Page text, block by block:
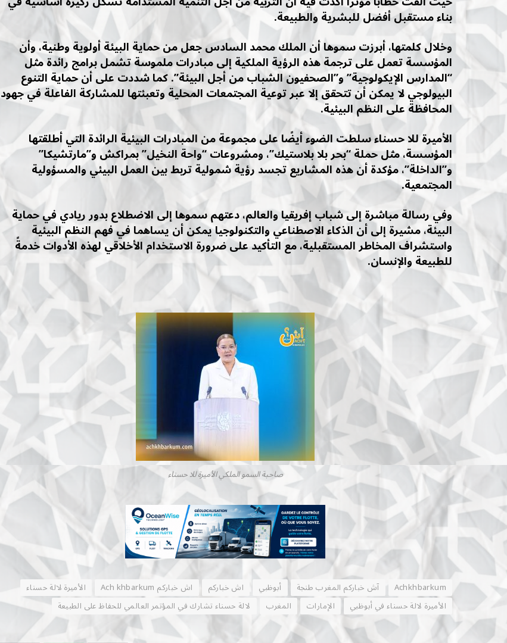
بناء مستقبل أفضل للبشرية والطبيعة.
وخلال كلمتها، أبرزت سموها أن الملك محمد السادس جعل من حماية البيئة أولوية وطنية، وأن
المؤسسة تعمل على ترجمة هذه الرؤية الملكية إلى مبادرات ملموسة تشمل برامج رائدة مثل
“المدارس الإيكولوجية” و”الصحفيون الشباب من أجل البيئة”. كما شددت على أن حماية التنوع
البيولوجي لا يمكن أن تتحقق إلا عبر توعية المجتمعات المحلية وتعبئتها للمشاركة الفاعلة في جهود
المحافظة على النظم البيئية.
الأميرة للا حسناء سلطت الضوء أيضًا على مجموعة من المبادرات البيئية الرائدة التي أطلقتها
المؤسسة، مثل حملة “بحر بلا بلاستيك”، ومشروعات “واحة النخيل” بمراكش و”مارتشيكا”
و”الداخلة”، مؤكدة أن هذه المشاريع تجسد رؤية شمولية تربط بين العمل البيئي والمسؤولية
المجتمعية.
وفي رسالة مباشرة إلى شباب إفريقيا والعالم، دعتهم سموها إلى الاضطلاع بدور ريادي في حماية
البيئة، مشيرة إلى أن الذكاء الاصطناعي والتكنولوجيا يمكن أن يساهما في فهم النظم البيئية
واستشراف المخاطر المستقبلية، مع التأكيد على ضرورة الاستخدام الأخلاقي لهذه الأدوات خدمةً
للطبيعة والإنسان.
صاحبة السمو الملكي الأميرة للا حسناء
Achkhbarkum آش خباركم المغرب طنجة أبوظبي اش خباركم اش خباركم Ach khbarkum
الأميرة لالة حسناء
الأميرة لالة حسناء في أبوظبي
الإمارات المغرب لالة حسناء تشارك في المؤتمر العالمي للحفاظ على الطبيعة